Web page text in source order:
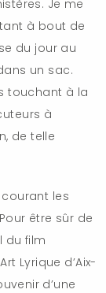
Je me
à bout de
du jour au
un sac.
touchant à la
à
de telle
les
être sûr de
du film
Lyrique d’Aix-
d’une